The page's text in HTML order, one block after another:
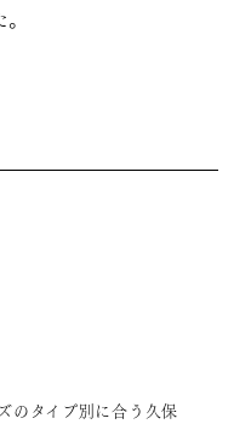
のタイプ別に合う久保